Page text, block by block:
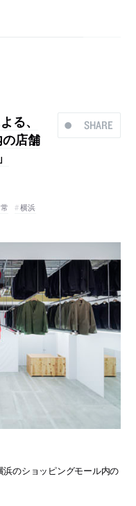
SHARE
る、
店舗
横浜
浜のショッピングモール内の